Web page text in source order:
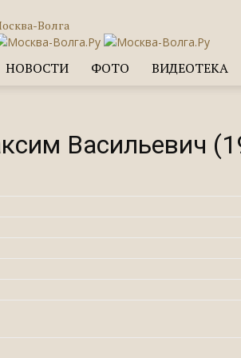
Волга
НОВОСТИ ФОТО ВИДЕОТЕКА
Васильевич